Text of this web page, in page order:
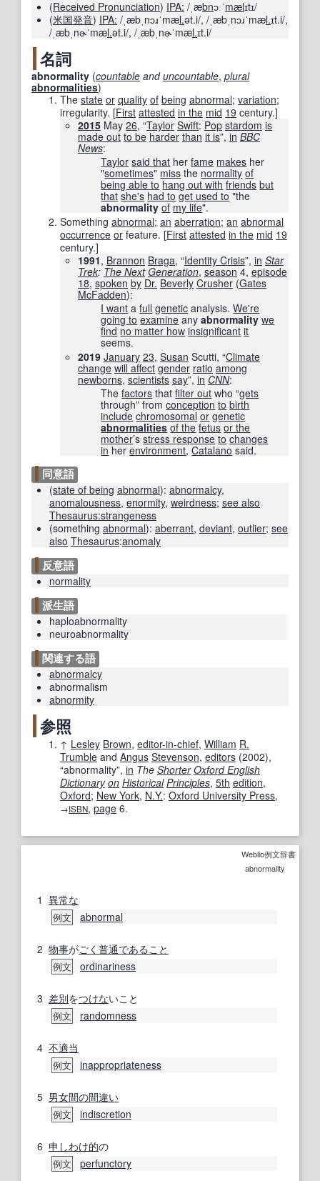
(Received Pronunciation) IPA: /ˌæbnɔːˈmælɪtɪ/
(米国発音) IPA: /ˌæbˌnɔɹˈmæl.ət.i/, /ˌæbˌnɔɹˈmæl.ɪt.i/,
/ˌæbˌnɚˈmæl.ət.i/, /ˌæbˌnɚˈmæl.ɪt.i/
名詞
abnormality (countable anduncountable, plural
abnormalities)
The state or quality of being abnormal; variation;
irregularity. [First attested in the mid 19 century.]
2015 May 26, “Taylor Swift: Pop stardom is
made out to be harder than it is”, in BBC
News‎:
Taylor said that herfame makes her
"sometimes" miss the normality of
being able to hang out with friends but
that she's had to get used to "the
abnormality of my life".
Something abnormal; an aberration; an abnormal
occurrence or feature. [First attested in the mid 19
century.]
1991, Brannon Braga, “Identity Crisis”, in Star
Trek: The Next Generation, season 4, episode
18, spoken by Dr. Beverly Crusher (Gates
McFadden):
I want afull genetic analysis.We're
going to examine anyabnormality we
find no matter how insignificant it
seems.
2019 January 23, Susan Scutti, “Climate
change will affect gender ratio among
newborns, scientists say”, in CNN‎:
Thefactors thatfilter out who “gets
through” fromconception to birth
include chromosomal or genetic
abnormalities of the fetus or the
mother’sstress response to changes
in herenvironment,Catalano said.
同意語
(state of being abnormal): abnormalcy,
anomalousness, enormity, weirdness; see also
Thesaurus:strangeness
(something abnormal): aberrant, deviant, outlier; see
also Thesaurus:anomaly
反意語
normality
派生語
haploabnormality
neuroabnormality
関連する語
abnormalcy
abnormalism
abnormity
参照
↑ Lesley Brown, editor-in-chief, William R.
Trumble and Angus Stevenson, editors (2002),
“abnormality”, in The Shorter Oxford English
Dictionary on Historical Principles, 5th edition,
Oxford; New York, N.Y.: Oxford University Press,
→ISBN, page 6.
Weblio例文辞書
abnormality
1 異常な
例文 abnormal
2 物事がごく普通であること
例文 ordinariness
3 差別をつけないこと
例文 randomness
4 不適当
例文 inappropriateness
5 男女間の間違い
例文 indiscretion
6 申 しわけ的の
例文 perfunctory